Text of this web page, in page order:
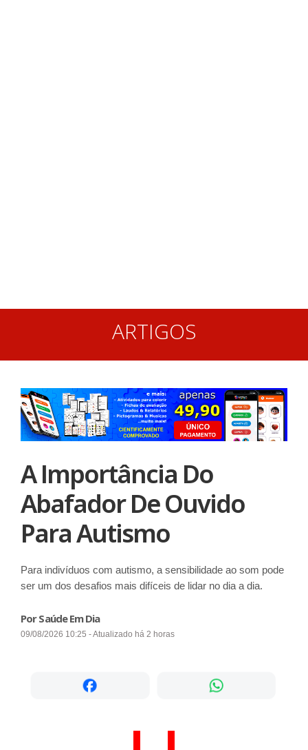
ARTIGOS
A Importância Do
Abafador De Ouvido
Para Autismo
Para indivíduos com autismo, a sensibilidade ao som pode
ser um dos desafios mais difíceis de lidar no dia a dia.
Por Saúde Em Dia
09/08/2026 10:25 - Atualizado há 2 horas